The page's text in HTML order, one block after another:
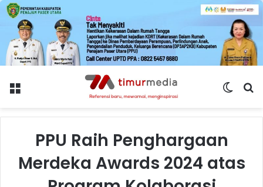
Menu
Switch
PPU Raih Penghargaan
Merdeka Awards 2024 atas